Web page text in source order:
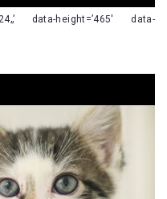
data-height=’465′ data-